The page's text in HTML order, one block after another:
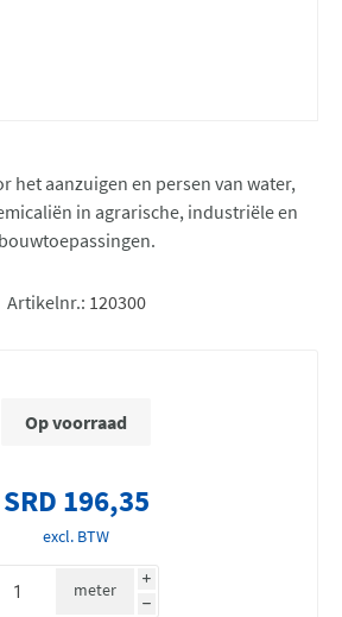
het aanzuigen en persen van water,
in agrarische, industriële en
bouwtoepassingen.
Artikelnr.: 120300
Op voorraad
SRD 196,35
excl. BTW
i
h
meter